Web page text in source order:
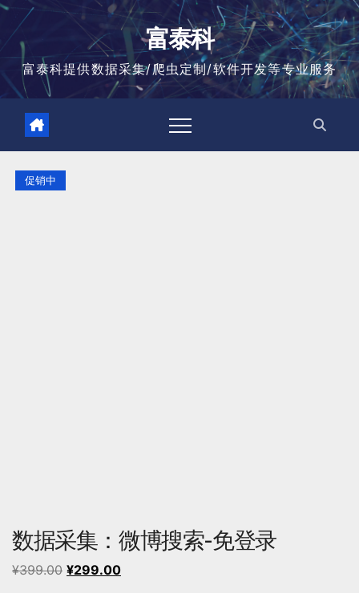
跳
富泰科
富泰科提供数据采集/爬虫定制/软件开发等专业服务
促销中
数据采集：微博搜索-免登录
¥399.00 原
¥299.00当